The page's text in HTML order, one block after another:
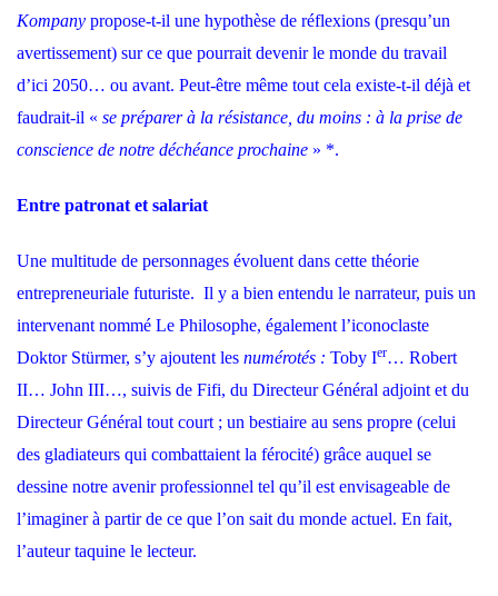
Kompany propose-t-il une hypothèse de réflexions (presqu’un
avertissement) sur ce que pourrait devenir le monde du travail
d’ici 2050… ou avant. Peut-être même tout cela existe-t-il déjà et
faudrait-il « se préparer à la résistance, du moins : à la prise de
conscience de notre déchéance prochaine » *.
Entre patronat et salariat
Une multitude de personnages évoluent dans cette théorie
entrepreneuriale futuriste. Il y a bien entendu le narrateur, puis un
intervenant nommé Le Philosophe, également l’iconoclaste
Doktor Stürmer, s’y ajoutent les numérotés : Toby Ier… Robert
II… John III…, suivis de Fifi, du Directeur Général adjoint et du
Directeur Général tout court ; un bestiaire au sens propre (celui
des gladiateurs qui combattaient la férocité) grâce auquel se
dessine notre avenir professionnel tel qu’il est envisageable de
l’imaginer à partir de ce que l’on sait du monde actuel. En fait,
l’auteur taquine le lecteur.